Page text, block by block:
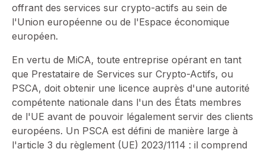
offrant des services sur crypto-actifs au sein de
l'Union européenne ou de l'Espace économique
européen.
En vertu de MiCA, toute entreprise opérant en tant
que Prestataire de Services sur Crypto-Actifs, ou
PSCA, doit obtenir une licence auprès d'une autorité
compétente nationale dans l'un des États membres
de l'UE avant de pouvoir légalement servir des clients
européens. Un PSCA est défini de manière large à
l'article 3 du règlement (UE) 2023/1114 : il comprend